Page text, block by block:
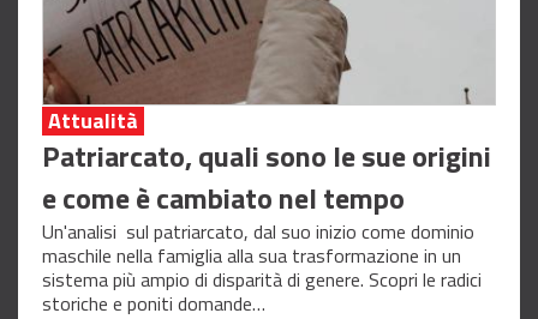
Attualità
Patriarcato, quali sono le sue origini
e come è cambiato nel tempo
Un'analisi sul patriarcato, dal suo inizio come dominio
maschile nella famiglia alla sua trasformazione in un
sistema più ampio di disparità di genere. Scopri le radici
storiche e poniti domande…